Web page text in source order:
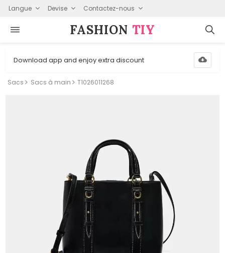
Langue Devise Contactez-nous
FASHION⁠ TIY
Download app and enjoy extra discount
Sacs Sacs à main T1026011268